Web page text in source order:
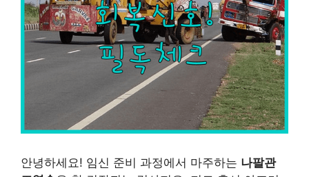
안녕하세요! 임신 준비 과정에서 마주하는 나팔관